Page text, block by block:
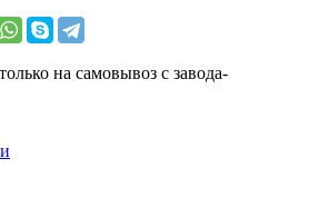
на самовывоз с завода-